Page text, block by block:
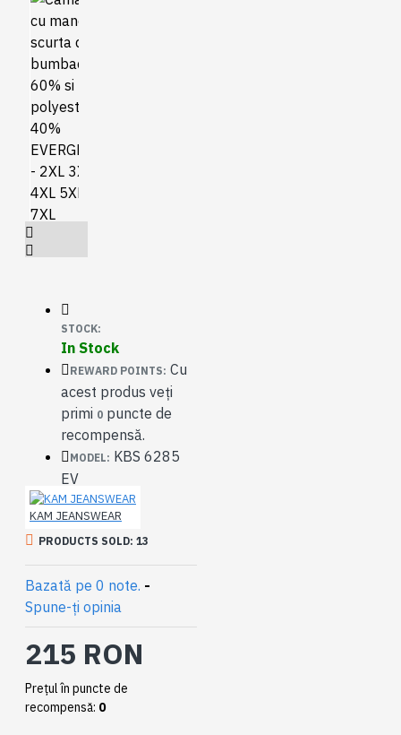
STOCK:
In Stock
REWARD POINTS: Cu
acest produs veți
primi 0 puncte de
recompensă.
MODEL: KBS 6285
EV
KAM JEANSWEAR
PRODUCTS SOLD: 13
Bazată pe 0 note. -
Spune-ţi opinia
215 RON
Preţul în puncte de
recompensă: 0